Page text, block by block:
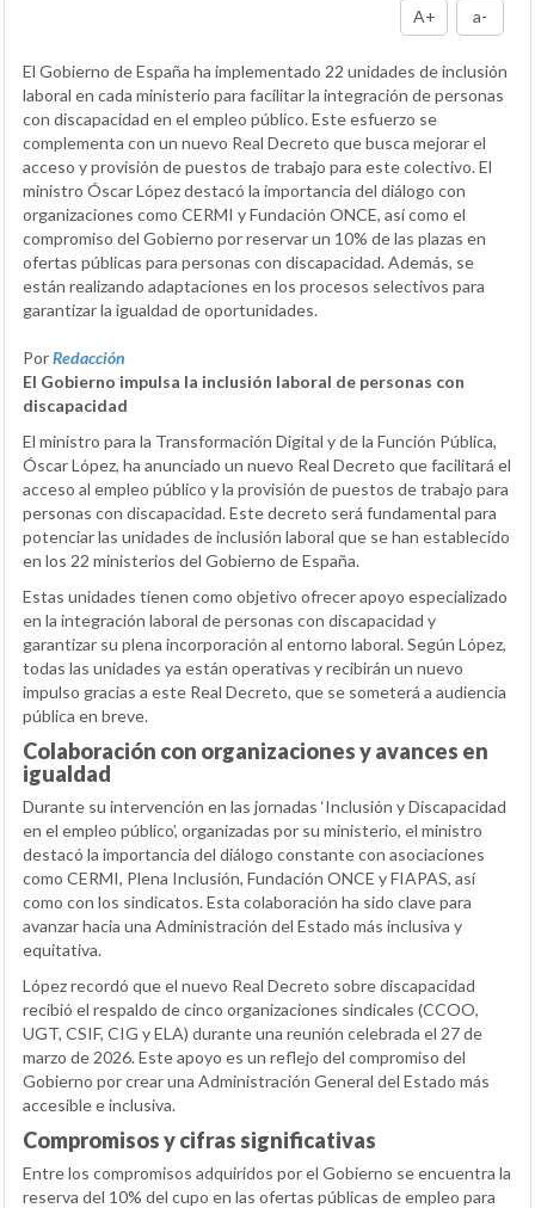
A+ a-
El Gobierno de España ha implementado 22 unidades de inclusión
laboral en cada ministerio para facilitar la integración de personas
con discapacidad en el empleo público. Este esfuerzo se
complementa con un nuevo Real Decreto que busca mejorar el
acceso y provisión de puestos de trabajo para este colectivo. El
ministro Óscar López destacó la importancia del diálogo con
organizaciones como CERMI y Fundación ONCE, así como el
compromiso del Gobierno por reservar un 10% de las plazas en
ofertas públicas para personas con discapacidad. Además, se
están realizando adaptaciones en los procesos selectivos para
garantizar la igualdad de oportunidades.
PorRedacción
El Gobierno impulsa la inclusión laboral de personas con
discapacidad
El ministro para la Transformación Digital y de la Función Pública,
Óscar López, ha anunciado un nuevo Real Decreto que facilitará el
acceso al empleo público y la provisión de puestos de trabajo para
personas con discapacidad. Este decreto será fundamental para
potenciar las unidades de inclusión laboral que se han establecido
en los 22 ministerios del Gobierno de España.
Estas unidades tienen como objetivo ofrecer apoyo especializado
en la integración laboral de personas con discapacidad y
garantizar su plena incorporación al entorno laboral. Según López,
todas las unidades ya están operativas y recibirán un nuevo
impulso gracias a este Real Decreto, que se someterá a audiencia
pública en breve.
Colaboración con organizaciones y avances en
igualdad
Durante su intervención en las jornadas ‘Inclusión y Discapacidad
en el empleo público’, organizadas por su ministerio, el ministro
destacó la importancia del diálogo constante con asociaciones
como CERMI, Plena Inclusión, Fundación ONCE y FIAPAS, así
como con los sindicatos. Esta colaboración ha sido clave para
avanzar hacia una Administración del Estado más inclusiva y
equitativa.
López recordó que el nuevo Real Decreto sobre discapacidad
recibió el respaldo de cinco organizaciones sindicales (CCOO,
UGT, CSIF, CIG y ELA) durante una reunión celebrada el 27 de
marzo de 2026. Este apoyo es un reflejo del compromiso del
Gobierno por crear una Administración General del Estado más
accesible e inclusiva.
Compromisos y cifras significativas
Entre los compromisos adquiridos por el Gobierno se encuentra la
reserva del 10% del cupo en las ofertas públicas de empleo para